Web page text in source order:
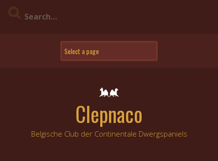
Clepnaco
Belgische Club der Continentale Dwergspaniels